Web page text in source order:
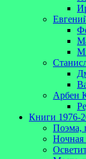
Арбен
Книги 1976-
Поэма,
Ночная